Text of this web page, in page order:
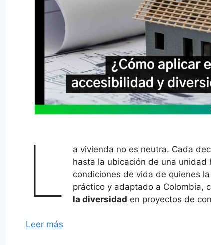
L
a vivienda no es neutra. Cada
hasta la ubicación de una
condiciones de vida de quienes
práctico y adaptado a Colombia,
la diversidad en proyectos de
Leer más